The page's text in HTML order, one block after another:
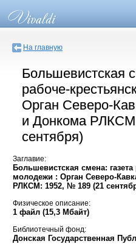
На главную
Большевистская
рабоче-
Орган Северо-
и Донкома
сентября)
Заглавие:
Большевистская смена:
молодежи : Орган Северо-
РЛКСМ: 1952, № 189 (21
Физическое описание:
1 файл (15,3 Мбайт)
Библиотечный фонд:
Донская Государственная